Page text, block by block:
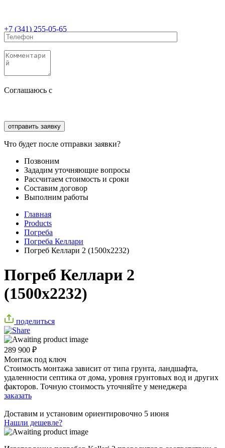
+7 (341) 255-05-65
Соглашаюсь с
Что будет после отправки заявки?
Позвоним
Зададим уточняющие вопросы
Рассчитаем стоимость и сроки
Составим договор
Выполним работы
Главная
Products
Погреба
Погреба Келлари
Погреб Келлари 2 (1500х2232)
Погреб Келлари 2
(1500х2232)
поделиться
289 900 ₽
Монтаж под ключ
Стоимость монтажа зависит от типа грунта, ландшафта,
удаленности септика от дома, уровня грунтовых вод и других
факторов. Точную стоимость уточняйте у менеджера
заказать
Доставим и установим ориентировочно 5 июня
Нашли дешевле?